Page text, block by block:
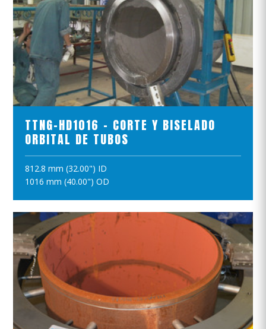
TTNG-HD1016 - CORTE Y BISELADO
ORBITAL DE TUBOS
812.8 mm (32.00") ID
1016 mm (40.00") OD
VER EL PRODUCTO
AÑADIR A LA CESTA
VER EL PRODUCTO